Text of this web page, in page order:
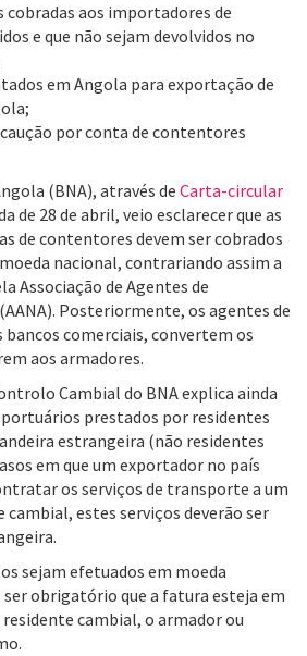
cobradas aos importadores de
e que não sejam devolvidos no
em Angola para exportação de
por conta de contentores
(BNA), através de Carta-circular
de 28 de abril, veio esclarecer que as
de contentores devem ser cobrados
nacional, contrariando assim a
Associação de Agentes de
Posteriormente, os agentes de
bancos comerciais, convertem os
aos armadores.
Cambial do BNA explica ainda
prestados por residentes
estrangeira (não residentes
em que um exportador no país
os serviços de transporte a um
estes serviços deverão ser
sejam efetuados em moeda
obrigatório que a fatura esteja em
cambial, o armador ou